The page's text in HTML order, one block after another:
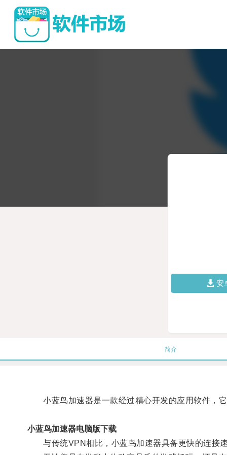
安
简介
小蓝鸟加速器是一款经过精心开发的应用软件，它
小蓝鸟加速器电脑版下载
与传统VPN相比，小蓝鸟加速器具备更快的连接